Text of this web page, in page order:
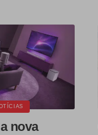
nova